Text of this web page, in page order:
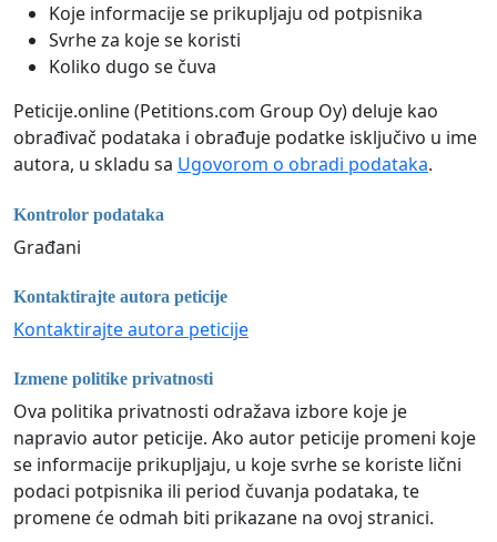
Koje informacije se prikupljaju od potpisnika
Svrhe za koje se koristi
Koliko dugo se čuva
Peticije.online (Petitions.com Group Oy) deluje kao
obrađivač podataka i obrađuje podatke isključivo u ime
autora, u skladu sa Ugovorom o obradi podataka.
Kontrolor podataka
Građani
Kontaktirajte autora peticije
Kontaktirajte autora peticije
Izmene politike privatnosti
Ova politika privatnosti odražava izbore koje je
napravio autor peticije. Ako autor peticije promeni koje
se informacije prikupljaju, u koje svrhe se koriste lični
podaci potpisnika ili period čuvanja podataka, te
promene će odmah biti prikazane na ovoj stranici.